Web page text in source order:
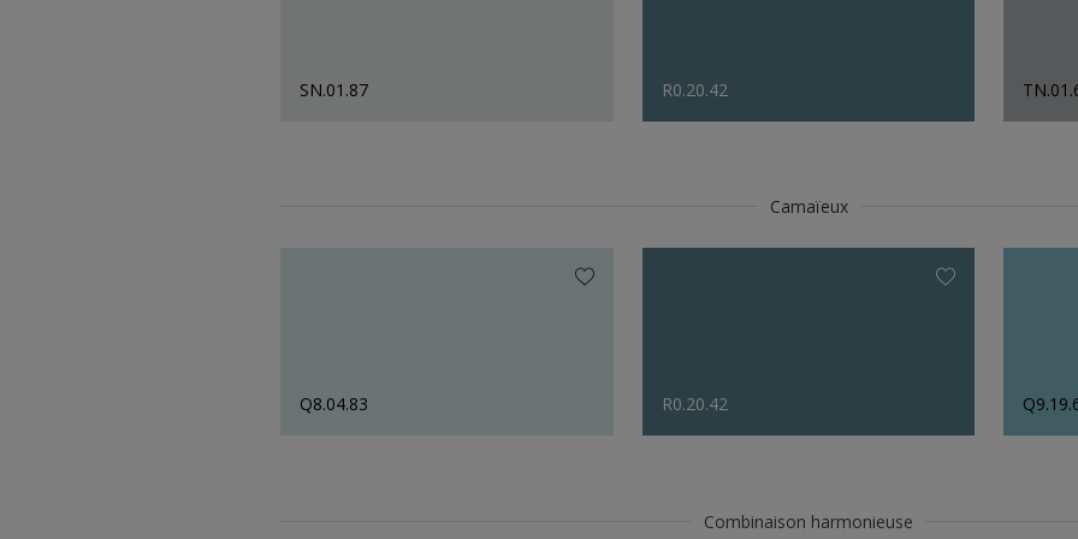
SN.01.87 R0.20.42
Camaïeux
Q8.04.83 R0.20.42
Combinaison harmonieuse